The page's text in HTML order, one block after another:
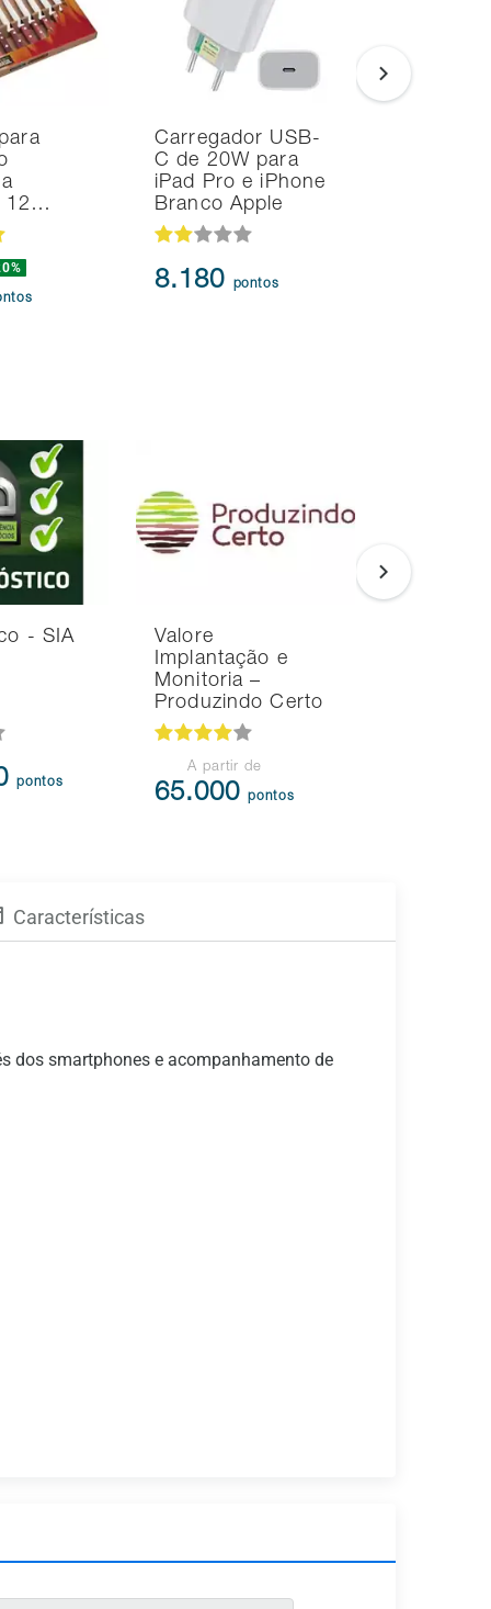
12…
Carregador USB-
C de 20W para
iPad Pro e iPhone
Branco Apple
8.180 pontos
- SIA
pontos
Valore
Implantação e
Monitoria –
Produzindo Certo
A partir de
65.000pontos
Características
dos smartphones e acompanhamento de